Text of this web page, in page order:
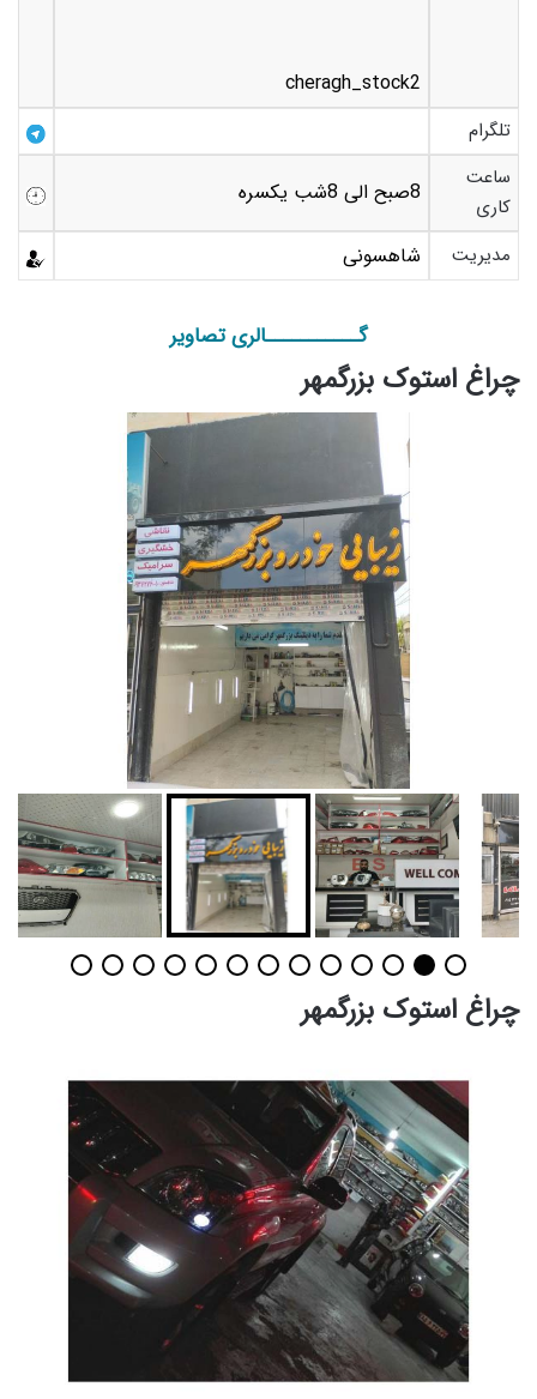
cheragh_stock2
تلگرام
ساعت
کاری
8صبح الی 8شب یکسره
مدیریت شاهسونی
گـــــــــــالری تصاویر
چراغ استوک بزرگمهر
چراغ استوک بزرگمهر